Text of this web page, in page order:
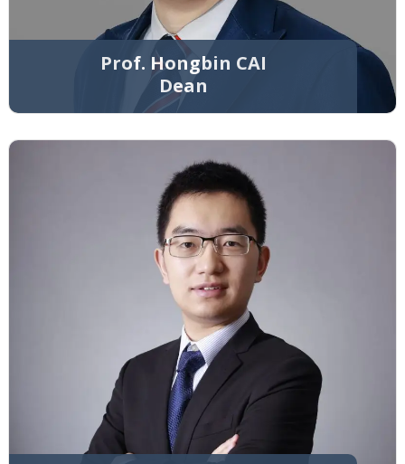
Prof. Hongbin CAI
Dean